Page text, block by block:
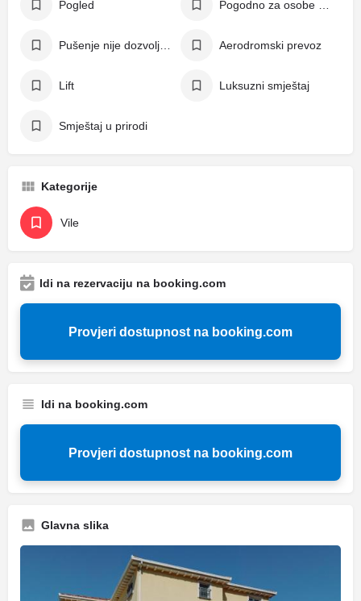
Pogled
Aerodromski prevoz
Lift Luksuzni smještaj
Smještaj u prirodi
Kategorije
Vile
Idi na rezervaciju na booking.com
Provjeri dostupnost na booking.com
Idi na booking.com
Provjeri dostupnost na booking.com
Glavna slika